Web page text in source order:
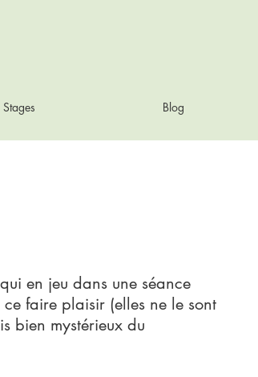
Stages Blog
en jeu dans une séance
ce faire plaisir (elles ne le sont
bien mystérieux du